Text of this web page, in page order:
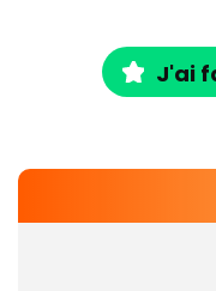
J'ai